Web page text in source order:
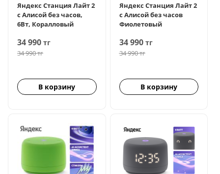
Яндекс Станция Лайт 2
с Алисой без часов,
6Вт, Коралловый
34 990 тг
34 990тг
В корзину
Яндекс Станция Лайт 2
с Алисой без часов
Фиолетовый
34 990тг
34 990тг
В корзину